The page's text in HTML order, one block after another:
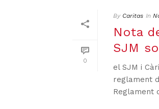
0
By Caritas In
Nota
SJM
el SJM i
reglament
Reglament